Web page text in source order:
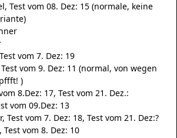
Test vom 08. Dez: 15 (normale, keine
vom 7. Dez: 19
vom 9. Dez: 11 (normal, von wegen
)
8.Dez: 17, Test vom 21. Dez.:
vom 09.Dez: 13
Test vom 7. Dez: 18, Test vom 21. Dez:?
Test vom 8. Dez: 10